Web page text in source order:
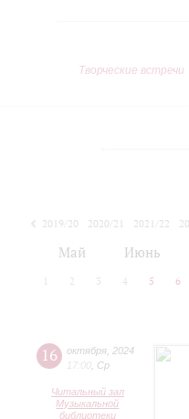
Творческие встречи
2019/20 2020/21 2021/22
Май Июнь
2 3 4 5 6
16 октября 2024
17:00 Ср
Читальный зал
Музыкальной
библиотеки